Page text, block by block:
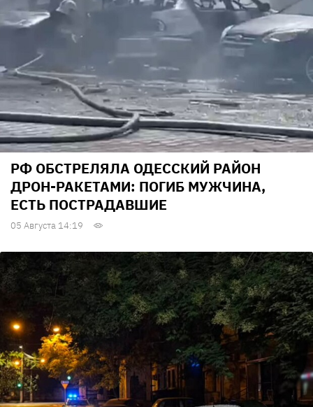
РФ ОБСТРЕЛЯЛА ОДЕССКИЙ РАЙОН
ДРОН-РАКЕТАМИ: ПОГИБ МУЖЧИНА,
ЕСТЬ ПОСТРАДАВШИЕ
05 Августа 14:19